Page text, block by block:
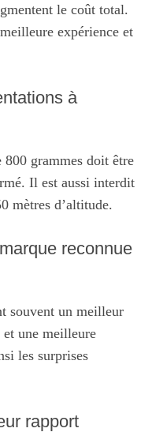
le coût total.
expérience et
à
grammes doit être
Il est aussi interdit
mètres d’altitude.
reconnue
souvent un meilleur
et une meilleure
les surprises
rapport